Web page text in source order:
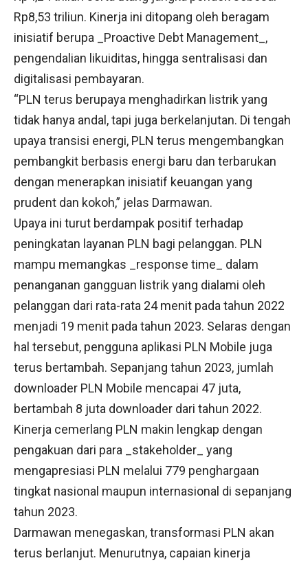
Rp8,53 triliun. Kinerja ini ditopang oleh beragam
inisiatif berupa _Proactive Debt Management_,
pengendalian likuiditas, hingga sentralisasi dan
digitalisasi pembayaran.
“PLN terus berupaya menghadirkan listrik yang
tidak hanya andal, tapi juga berkelanjutan. Di tengah
upaya transisi energi, PLN terus mengembangkan
pembangkit berbasis energi baru dan terbarukan
dengan menerapkan inisiatif keuangan yang
prudent dan kokoh,” jelas Darmawan.
Upaya ini turut berdampak positif terhadap
peningkatan layanan PLN bagi pelanggan. PLN
mampu memangkas _response time_ dalam
penanganan gangguan listrik yang dialami oleh
pelanggan dari rata-rata 24 menit pada tahun 2022
menjadi 19 menit pada tahun 2023. Selaras dengan
hal tersebut, pengguna aplikasi PLN Mobile juga
terus bertambah. Sepanjang tahun 2023, jumlah
downloader PLN Mobile mencapai 47 juta,
bertambah 8 juta downloader dari tahun 2022.
Kinerja cemerlang PLN makin lengkap dengan
pengakuan dari para _stakeholder_ yang
mengapresiasi PLN melalui 779 penghargaan
tingkat nasional maupun internasional di sepanjang
tahun 2023.
Darmawan menegaskan, transformasi PLN akan
terus berlanjut. Menurutnya, capaian kinerja